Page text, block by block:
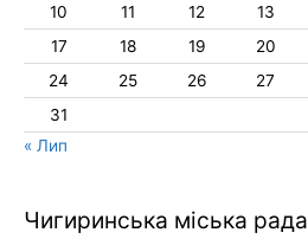
10
11 12 13
17
18 19 20
24
25 26 27
31
« Лип
Чигиринська міська рада